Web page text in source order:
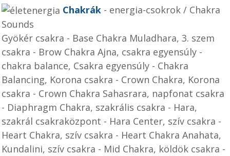
Chakrák - energia-csokrok / Chakra
Sounds
Gyökér csakra - Base Chakra Muladhara, 3. szem
csakra - Brow Chakra Ajna, csakra egyensúly -
chakra balance, Csakra egyensúly - Chakra
Balancing, Korona csakra - Crown Chakra, Korona
csakra - Crown Chakra Sahasrara, napfonat csakra
- Diaphragm Chakra, szakrális csakra - Hara,
szakrál csakraközpont - Hara Center, szív csakra -
Heart Chakra, szív csakra - Heart Chakra Anahata,
Kundalini, szív csakra - Mid Chakra, köldök csakra -